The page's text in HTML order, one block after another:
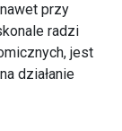
przy
radzi
jest
działanie